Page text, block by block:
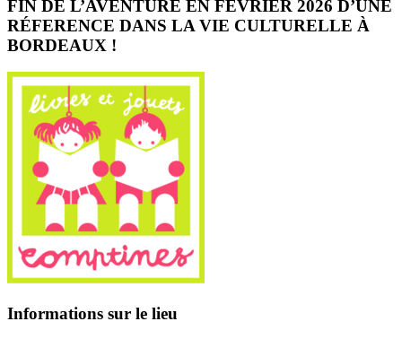
FIN DE L’AVENTURE EN FÉVRIER 2026 D’UNE
RÉFERENCE DANS LA VIE CULTURELLE À
BORDEAUX !
Informations sur le lieu